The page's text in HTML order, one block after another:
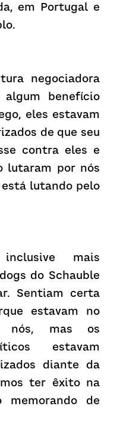
em Portugal e
negociadora
benefício
eles estavam
de que seu
contra eles e
lutaram por nós
lutando pelo
mais
do Schauble
Sentiam certa
estavam no
nós, mas os
estavam
diante da
ter êxito na
memorando de